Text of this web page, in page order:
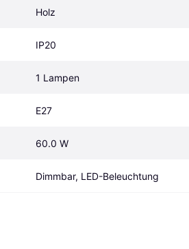
Holz
IP20
1 Lampen
E27
60.0 W
Dimmbar, LED-Beleuchtung